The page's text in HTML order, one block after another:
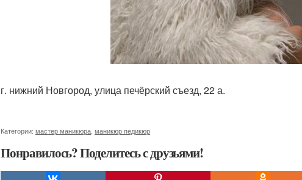
г. нижний Новгород, улица печёрский съезд, 22 а.
Категории: мастер маникюра маникюр педикюр
Понравилось? Поделитесь с друзьями!